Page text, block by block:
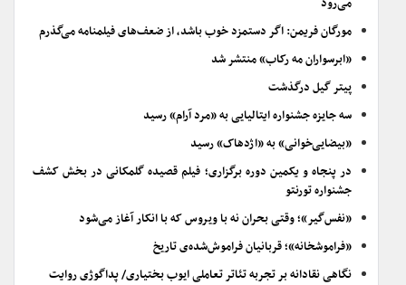
می‌رود
مورگان فریمن: اگر دستمزد خوب باشد، از ضعف‌های فیلمنامه می‌گذرم
«ابرسواران مه رکاب» منتشر شد
پیتر گیل درگذشت
سه جایزه جشنواره ایتالیایی به «مرد آرام» رسید
«بیضایی‌خوانی» به «اژدهاک» رسید
در پنجاه و یکمین دوره برگزاری؛ فیلم قصیده گلمکانی در بخش کشف
جشنواره تورنتو
«نفس‌گیر»؛ وقتی بحران نه با ویروس که با انکار آغاز می‌شود
«فراموشخانه»؛ قربانیان فراموش‌شده‌ی تاریخ
نگاهی نقادانه بر تجربه تئاتر تعاملی ایوب بختیاری/ پداگوژی روایت